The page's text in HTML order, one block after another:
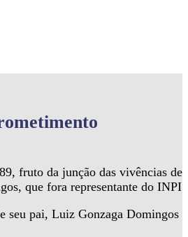
fruto da junção das vivências de
que fora representante do INPI
seu pai, Luiz Gonzaga Domingos